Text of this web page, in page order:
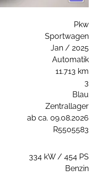
Pkw
Sportwagen
Jan / 2025
Automatik
11.713 km
3
Blau
Zentrallager
ab ca. 09.08.2026
R5505583
334 kW / 454 PS
Benzin